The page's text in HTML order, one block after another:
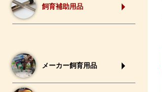
飼育補助用品
メーカー飼育用品